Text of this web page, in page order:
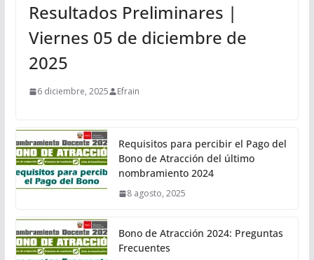
Resultados Preliminares |
Viernes 05 de diciembre de
2025
6 diciembre, 2025 Efrain
Requisitos para percibir el Pago del
Bono de Atracción del último
nombramiento 2024
8 agosto, 2025
Bono de Atracción 2024: Preguntas
Frecuentes